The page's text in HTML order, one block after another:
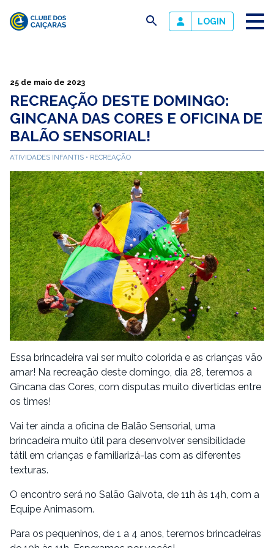
Caiçaras
busca LOGIN
25 de maio de 2023
RECREAÇÃO DESTE DOMINGO:
GINCANA DAS CORES E OFICINA DE
BALÃO SENSORIAL!
ATIVIDADES INFANTIS RECREAÇÃO
Essa brincadeira vai ser muito colorida e as crianças vão
amar! Na recreação deste domingo, dia 28, teremos a
Gincana das Cores, com disputas muito divertidas entre
os times!
Vai ter ainda a oficina de Balão Sensorial, uma
brincadeira muito útil para desenvolver sensibilidade
tátil em crianças e familiarizá-las com as diferentes
texturas.
O encontro será no Salão Gaivota, de 11h às 14h, com a
Equipe Animasom.
Para os pequeninos, de 1 a 4 anos, teremos brincadeiras